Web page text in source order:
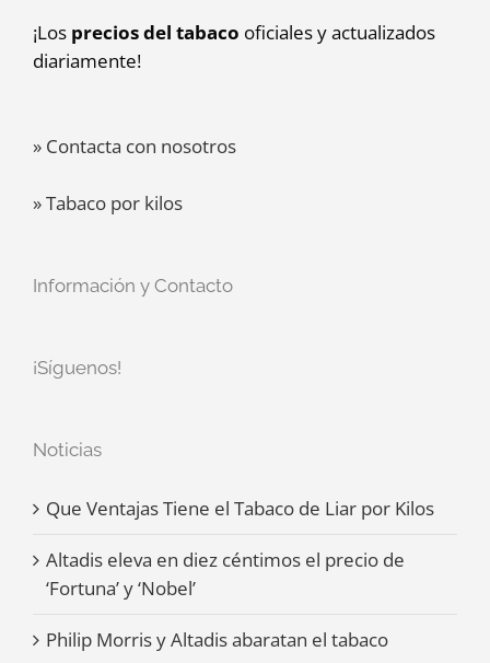
¡Los precios del tabaco oficiales y actualizados
diariamente!
» Contacta con nosotros
» Tabaco por kilos
Información y Contacto
¡Síguenos!
Noticias
Que Ventajas Tiene el Tabaco de Liar por Kilos
Altadis eleva en diez céntimos el precio de
‘Fortuna’ y ‘Nobel’
Philip Morris y Altadis abaratan el tabaco